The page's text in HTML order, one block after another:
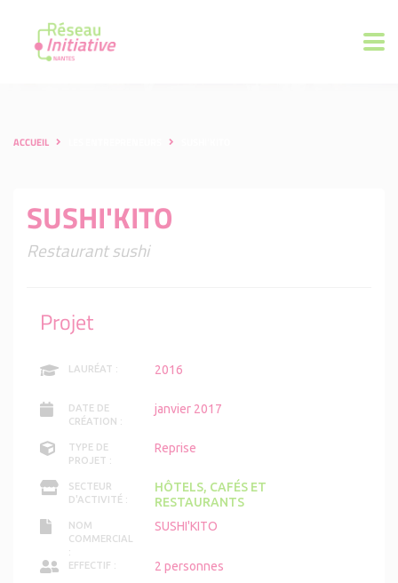
ACCUEIL
SUSHI'KITO
Restaurant sushi
Projet
LAURÉAT : 2016
DATE DE
CRÉATION :
janvier 2017
TYPE DE
PROJET :
Reprise
SECTEUR
D'ACTIVITÉ :
HÔTELS, CAFÉS ET
RESTAURANTS
NOM
COMMERCIAL
:
SUSHI'KITO
EFFECTIF : 2 personnes